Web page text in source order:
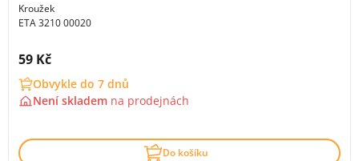
Kroužek
ETA 3210 00020
Cena s DPH:
59 Kč
Obvykle do 7 dnů
Není skladem na prodejnách
Do košíku